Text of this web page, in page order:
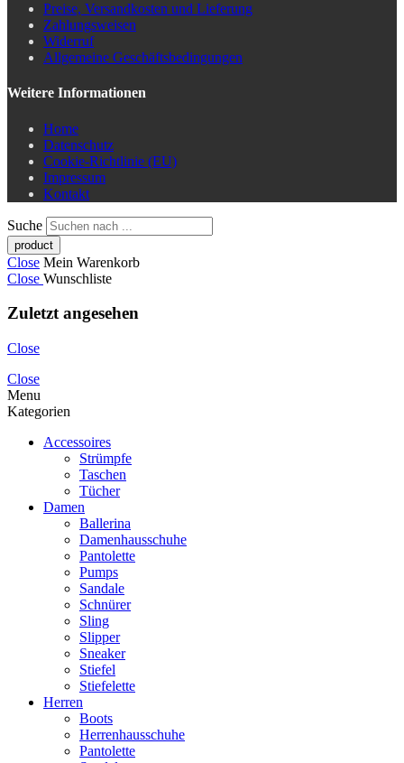
Preise, Versandkosten und Lieferung
Zahlungsweisen
Widerruf
Allgemeine Geschäftsbedingungen
Weitere Informationen
Home
Datenschutz
Cookie-Richtlinie (EU)
Impressum
Kontakt
Suche
Close Mein Warenkorb
Close Wunschliste
Zuletzt angesehen
Close
Close
Menu
Kategorien
Accessoires
Strümpfe
Taschen
Tücher
Damen
Ballerina
Damenhausschuhe
Pantolette
Pumps
Sandale
Schnürer
Sling
Slipper
Sneaker
Stiefel
Stiefelette
Herren
Boots
Herrenhausschuhe
Pantolette